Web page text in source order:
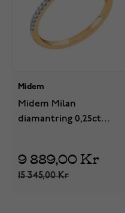
Midem
Midem Milan
diamantring 0,25ct
9 889,00 Kr
15 345,00 Kr